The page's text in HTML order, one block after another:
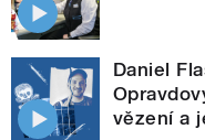
Daniel
vězení a